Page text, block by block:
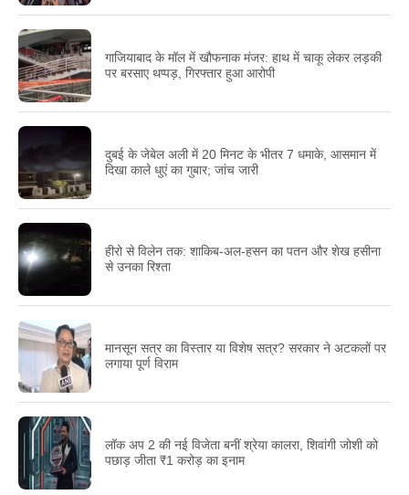
गाजियाबाद के मॉल में खौफनाक मंजर: हाथ में चाकू लेकर लड़की
पर बरसाए थप्पड़, गिरफ्तार हुआ आरोपी
दुबई के जेबेल अली में 20 मिनट के भीतर 7 धमाके, आसमान में
दिखा काले धुएं का गुबार; जांच जारी
हीरो से विलेन तक: शाकिब-अल-हसन का पतन और शेख हसीना
से उनका रिश्ता
मानसून सत्र का विस्तार या विशेष सत्र? सरकार ने अटकलों पर
लगाया पूर्ण विराम
लॉक अप 2 की नई विजेता बनीं श्रेया कालरा, शिवांगी जोशी को
पछाड़ जीता ₹1 करोड़ का इनाम